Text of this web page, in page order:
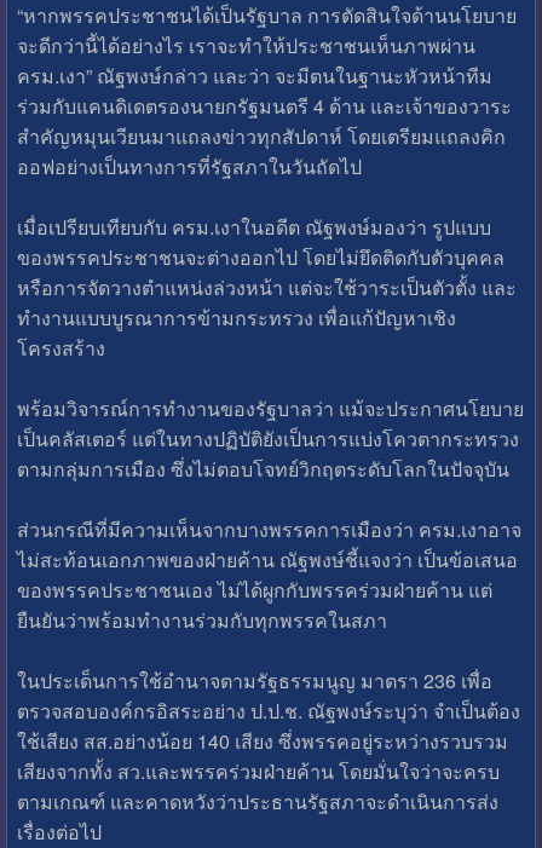
“หากพรรคประชาชนได้เป็นรัฐบาล การตัดสินใจด้านนโยบาย
จะดีกว่านี้ได้อย่างไร เราจะทำให้ประชาชนเห็นภาพผ่าน
ครม.เงา” ณัฐพงษ์กล่าว และว่า จะมีตนในฐานะหัวหน้าทีม
ร่วมกับแคนดิเดตรองนายกรัฐมนตรี 4 ด้าน และเจ้าของวาระ
สำคัญหมุนเวียนมาแถลงข่าวทุกสัปดาห์ โดยเตรียมแถลงคิก
ออฟอย่างเป็นทางการที่รัฐสภาในวันถัดไป
เมื่อเปรียบเทียบกับ ครม.เงาในอดีต ณัฐพงษ์มองว่า รูปแบบ
ของพรรคประชาชนจะต่างออกไป โดยไม่ยึดติดกับตัวบุคคล
หรือการจัดวางตำแหน่งล่วงหน้า แต่จะใช้วาระเป็นตัวตั้ง และ
ทำงานแบบบูรณาการข้ามกระทรวง เพื่อแก้ปัญหาเชิง
โครงสร้าง
พร้อมวิจารณ์การทำงานของรัฐบาลว่า แม้จะประกาศนโยบาย
เป็นคลัสเตอร์ แต่ในทางปฏิบัติยังเป็นการแบ่งโควตากระทรวง
ตามกลุ่มการเมือง ซึ่งไม่ตอบโจทย์วิกฤตระดับโลกในปัจจุบัน
ส่วนกรณีที่มีความเห็นจากบางพรรคการเมืองว่า ครม.เงาอาจ
ไม่สะท้อนเอกภาพของฝ่ายค้าน ณัฐพงษ์ชี้แจงว่า เป็นข้อเสนอ
ของพรรคประชาชนเอง ไม่ได้ผูกกับพรรคร่วมฝ่ายค้าน แต่
ยืนยันว่าพร้อมทำงานร่วมกับทุกพรรคในสภา
ในประเด็นการใช้อำนาจตามรัฐธรรมนูญ มาตรา 236 เพื่อ
ตรวจสอบองค์กรอิสระอย่าง ป.ป.ช. ณัฐพงษ์ระบุว่า จำเป็นต้อง
ใช้เสียง สส.อย่างน้อย 140 เสียง ซึ่งพรรคอยู่ระหว่างรวบรวม
เสียงจากทั้ง สว.และพรรคร่วมฝ่ายค้าน โดยมั่นใจว่าจะครบ
ตามเกณฑ์ และคาดหวังว่าประธานรัฐสภาจะดำเนินการส่ง
เรื่องต่อไป